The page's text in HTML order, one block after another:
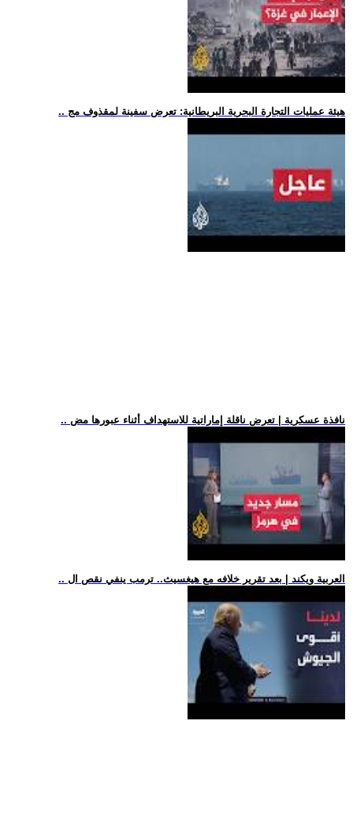
.. هيئة عمليات التجارة البحرية البريطانية: تعرض سفينة لمقذوف مج
.. نافذة عسكرية | تعرض ناقلة إماراتية للاستهداف أثناء عبورها مض
.. العربية ويكند | بعد تقرير خلافه مع هيغسيث.. ترمب ينفي نقص ال